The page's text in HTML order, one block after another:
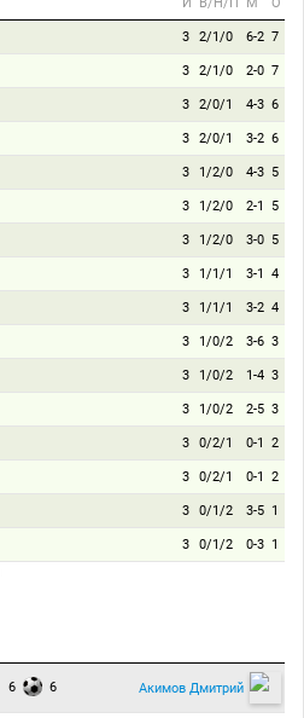
3 2/1/0 6-2 7
3 2/1/0 2-0 7
3 2/0/1 4-3 6
3 2/0/1 3-2 6
3 1/2/0 4-3 5
3 1/2/0 2-1 5
3 1/2/0 3-0 5
3 1/1/1 3-1 4
3 1/1/1 3-2 4
3 1/0/2 3-6 3
3 1/0/2 1-4 3
3 1/0/2 2-5 3
3 0/2/1 0-1 2
3 0/2/1 0-1 2
3 0/1/2 3-5 1
3 0/1/2 0-3 1
6 6 Акимов Дмитрий